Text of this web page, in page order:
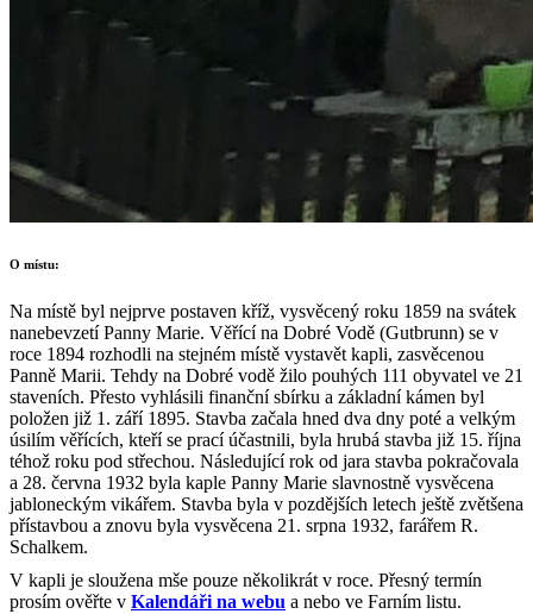
O místu:
Na místě byl nejprve postaven kříž, vysvěcený roku 1859 na svátek
nanebevzetí Panny Marie. Věřící na Dobré Vodě (Gutbrunn) se v
roce 1894 rozhodli na stejném místě vystavět kapli, zasvěcenou
Panně Marii. Tehdy na Dobré vodě žilo pouhých 111 obyvatel ve 21
staveních. Přesto vyhlásili finanční sbírku a základní kámen byl
položen již 1. září 1895. Stavba začala hned dva dny poté a velkým
úsilím věřících, kteří se prací účastnili, byla hrubá stavba již 15. října
téhož roku pod střechou. Následující rok od jara stavba pokračovala
a 28. června 1932 byla kaple Panny Marie slavnostně vysvěcena
jabloneckým vikářem. Stavba byla v pozdějších letech ještě zvětšena
přístavbou a znovu byla vysvěcena 21. srpna 1932, farářem R.
Schalkem.
V kapli je sloužena mše pouze několikrát v roce. Přesný termín
prosím ověřte v Kalendáři na webu a nebo ve Farním listu.